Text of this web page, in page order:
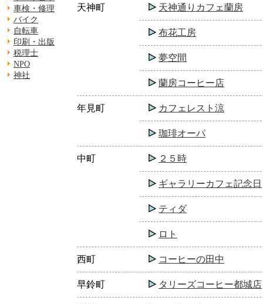
車検・修理
バイク
自転車
印刷・出版
税理士
NPO
神社
天神町 天神通りカフェ蘭房
布花工房
夢空間
蘭房コーヒー店
年見町 カフェレスト涼
珈琲オーパ
中町 ２５時
ギャラリーカフェ記念日
ティダ
ロト
西町 コーヒーの田中
早鈴町 タリーズコーヒー都城店